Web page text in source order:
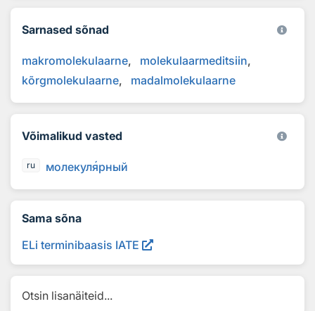
Sarnased sõnad
makromolekulaarne
molekulaarmeditsiin
kõrgmolekulaarne
madalmolekulaarne
Võimalikud vasted
ru молекулярный
Sama sõna
ELi terminibaasis IATE
Otsin lisanäiteid...